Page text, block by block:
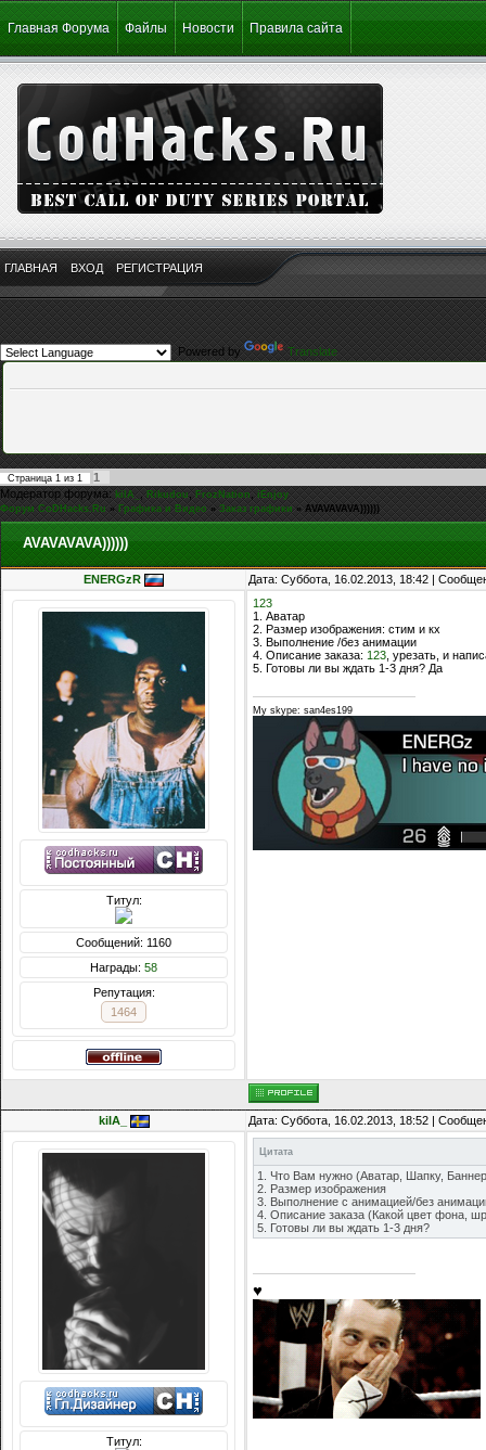
Главная Форума Файлы Новости Правила сайта
ГЛАВНАЯ ВХОД РЕГИСТРАЦИЯ
Powered by Translate
Страница 1 из 1
1
Модератор форума: kiIA_, Rikudou, FrozNation,iEnjoy
Форум CoDHacks.Ru » Графика и Видео » Заказ графики » AVAVAVAVA))))))
AVAVAVAVA))))))
ENERGzR Дата: Суббота, 16.02.2013, 18:42 |
Титул:
Сообщений: 1160
Награды: 58
Репутация:
1464
123
1. Аватар
2. Размер изображения: стим и кх
3. Выполнение /без анимации
4. Описание заказа: 123 , урезать, и
5. Готовы ли вы ждать 1-3 дня? Да
My skype: san4es199
kiIA_ Дата: Суббота, 16.02.2013, 18:52 |
Титул:
Цитата
1. Что Вам нужно (Аватар, Шапку,
2. Размер изображения
3. Выполнение с анимацией/без
4. Описание заказа (Какой цвет фона,
5. Готовы ли вы ждать 1-3 дня?
♥